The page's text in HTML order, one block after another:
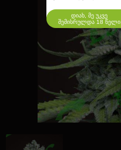
დიახ, მე უკვე
შემისრულდა 18 წელი